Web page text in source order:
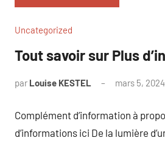
Uncategorized
Tout savoir sur Plus
par Louise KESTEL mars 5, 2024
Complément d’information à
d’informations ici De la lumière